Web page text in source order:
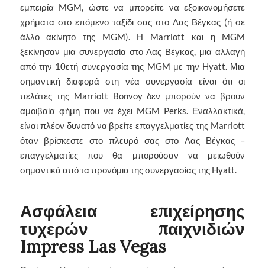
εμπειρία MGM, ώστε να μπορείτε να εξοικονομήσετε
χρήματα στο επόμενο ταξίδι σας στο Λας Βέγκας (ή σε
άλλο ακίνητο της MGM). Η Marriott και η MGM
ξεκίνησαν μια συνεργασία στο Λας Βέγκας, μια αλλαγή
από την 10ετή συνεργασία της MGM με την Hyatt. Μια
σημαντική διαφορά στη νέα συνεργασία είναι ότι οι
πελάτες της Marriott Bonvoy δεν μπορούν να βρουν
αμοιβαία φήμη που να έχει MGM Perks. Εναλλακτικά,
είναι πλέον δυνατό να βρείτε επαγγελματίες της Marriott
όταν βρίσκεστε στο πλευρό σας στο Λας Βέγκας –
επαγγελματίες που θα μπορούσαν να μειωθούν
σημαντικά από τα προνόμια της συνεργασίας της Hyatt.
Ασφάλεια επιχείρησης
τυχερών παιχνιδιών
Impress Las Vegas